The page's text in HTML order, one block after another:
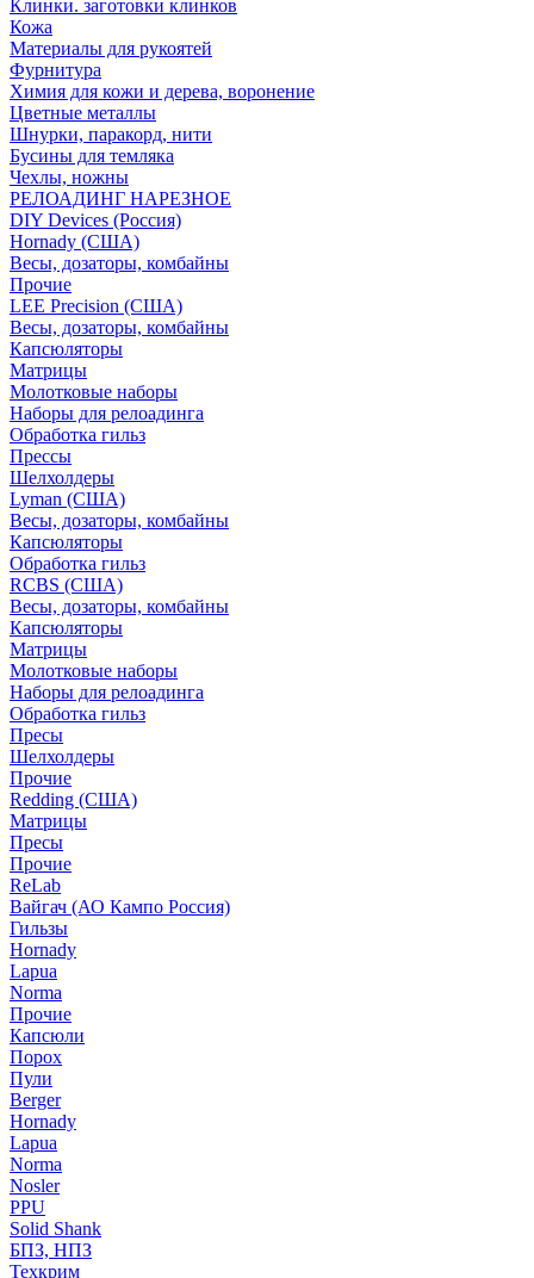
Клинки. заготовки клинков
Кожа
Материалы для рукоятей
Фурнитура
Химия для кожи и дерева, воронение
Цветные металлы
Шнурки, паракорд, нити
Бусины для темляка
Чехлы, ножны
РЕЛОАДИНГ НАРЕЗНОЕ
DIY Devices (Россия)
Hornady (США)
Весы, дозаторы, комбайны
Прочие
LEE Precision (США)
Весы, дозаторы, комбайны
Капсюляторы
Матрицы
Молотковые наборы
Наборы для релоадинга
Обработка гильз
Преcсы
Шелхолдеры
Lyman (США)
Весы, дозаторы, комбайны
Капсюляторы
Обработка гильз
RCBS (США)
Весы, дозаторы, комбайны
Капсюляторы
Матрицы
Молотковые наборы
Наборы для релоадинга
Обработка гильз
Пресы
Шелхолдеры
Прочие
Redding (США)
Матрицы
Пресы
Прочие
ReLab
Вайгач (АО Кампо Россия)
Гильзы
Hornady
Lapua
Norma
Прочие
Капсюли
Порох
Пули
Berger
Hornady
Lapua
Norma
Nosler
PPU
Solid Shank
БПЗ, НПЗ
Техкрим